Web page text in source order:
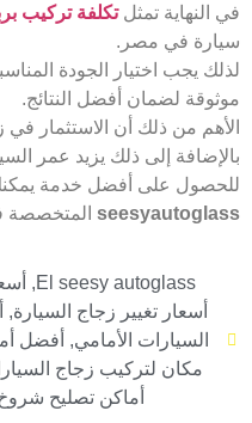
في النهاية تمثلتكلفة تركيب
سيارة في مصر.
لذلك يجب اختيار الجودة
موثوقة لضمان أفضل النتائج.
الأهم من ذلك أن الاستثمار
بالإضافة إلى ذلك يزيد عمر
للحصول على أفضل خدمة
seesyautoglass المتخصصة
El seesy autoglass
,
أسعار تغيير زجاج السيارة,
السيارات الأمامي, أفضل
مكان لتركيب زجاج
أماكن تصليح